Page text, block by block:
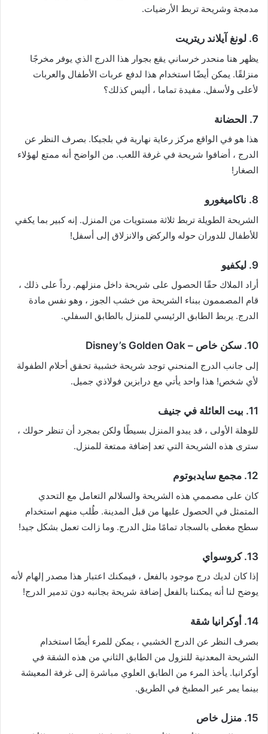
مدمجة وشريحة تربط الأرضيات.
6. لونغ آيلاند ريتريت
يظهر هنا منحدر خرساني يقع بجوار هذا الدرج الذي يوفر مخرجًا
منزلقًا. يمكن أيضًا استخدام هذا لدفع عربات الأطفال والعربات
لأعلى ولأسفل. مفيدة تماما ، أليس كذلك؟
7. الحضانة
هذا هو في الواقع مركز رعاية نهارية في بلجيكا. بصرف النظر عن
الدرج ، أضافوا شريحة في غرفة اللعب. من الواضح أنه ممتع لهؤلاء
الصغار!
8. ناكاميغورو
الشريحة الطويلة تربط ثلاثة مستويات من المنزل. إنه كبير بما يكفي
للأطفال للدوران حوله والركض والانزلاق إلى أسفل!
9. ليكفيو
أراد الملاك حقًا الحصول على شريحة داخل منزلهم. رداً على ذلك ،
قام المصممون ببناء الشريحة من خشب الجوز ، وهو نفس مادة
الدرج. يربط الطابق الرئيسي للمنزل بالطابق السفلي.
10. سكن خاص – Disney’s Golden Oak
إلى جانب الدرج المنحني توجد شريحة خشبية تحقق أحلام الطفولة
لأي شخص! هذا واحد يأتي مع درابزين فولاذي جميل.
11. بيت العائلة في جنيف
للوهلة الأولى ، قد يبدو المنزل بسيطًا ولكن بمجرد أن تنظر حولك ،
سترى هذه الشريحة التي تعد إضافة ممتعة للمنزل.
12. مجمع سايدبوتوم
كان على مصممي هذه الشريحة والسلالم التعامل مع التحدي
المتمثل في الحصول عليها من قبل المدينة. طُلب منهم استخدام
سطح مغطى بالسجاد تمامًا مثل الدرج. وما زالت تعمل بشكل جيد!
13. كروسواي
إذا كان لديك درج موجود بالفعل ، فيمكنك اعتبار هذا مصدر إلهام لأنه
يوضح لنا أنه يمكننا بالفعل إضافة شريحة بجانبه دون تدمير الدرج!
14. أوكرانيا شقة
بصرف النظر عن الدرج الخشبي ، يمكن للمرء أيضًا استخدام
الشريحة المعدنية للنزول من الطابق الثاني من هذه الشقة في
أوكرانيا. يأخذ المرء من الطابق العلوي مباشرة إلى غرفة المعيشة
بينما يمر عبر المطبخ في الطريق.
15. منزل خاص